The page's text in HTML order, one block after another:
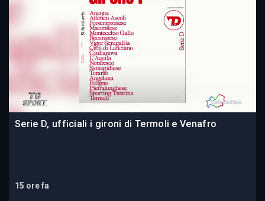
Serie D, ufficiali i gironi di Termoli e Venafro
15 ore fa